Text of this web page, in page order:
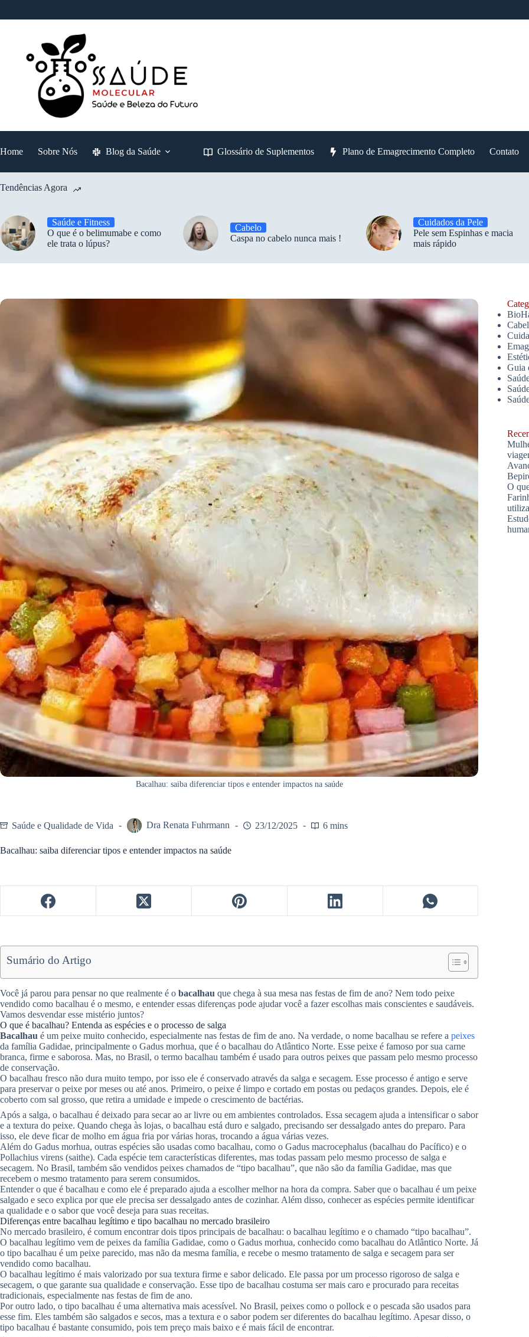
Home Sobre Nós Blog da Saúde Glossário de Suplementos Plano de Emagrecimento Completo Contato
Tendências Agora
Saúde e Fitness
O que é o belimumabe e como
ele trata o lúpus?
Cabelo
Caspa no cabelo nunca mais !
Cuidados da Pele
Pele sem Espinhas e macia
mais rápido
Bacalhau: saiba diferenciar tipos e entender impactos na saúde
Saúde e Qualidade de Vida Dra Renata Fuhrmann 23/12/2025 6 mins
Bacalhau: saiba diferenciar tipos e entender impactos na saúde
Sumário do Artigo
Você já parou para pensar no que realmente é o bacalhau que chega à sua mesa nas festas de fim de ano? Nem todo peixe
vendido como bacalhau é o mesmo, e entender essas diferenças pode ajudar você a fazer escolhas mais conscientes e saudáveis.
Vamos desvendar esse mistério juntos?
O que é bacalhau? Entenda as espécies e o processo de salga
Bacalhau é um peixe muito conhecido, especialmente nas festas de fim de ano. Na verdade, o nome bacalhau se refere a peixes
da família Gadidae, principalmente o Gadus morhua, que é o bacalhau do Atlântico Norte. Esse peixe é famoso por sua carne
branca, firme e saborosa. Mas, no Brasil, o termo bacalhau também é usado para outros peixes que passam pelo mesmo processo
de conservação.
O bacalhau fresco não dura muito tempo, por isso ele é conservado através da salga e secagem. Esse processo é antigo e serve
para preservar o peixe por meses ou até anos. Primeiro, o peixe é limpo e cortado em postas ou pedaços grandes. Depois, ele é
coberto com sal grosso, que retira a umidade e impede o crescimento de bactérias.
Após a salga, o bacalhau é deixado para secar ao ar livre ou em ambientes controlados. Essa secagem ajuda a intensificar o sabor
e a textura do peixe. Quando chega às lojas, o bacalhau está duro e salgado, precisando ser dessalgado antes do preparo. Para
isso, ele deve ficar de molho em água fria por várias horas, trocando a água várias vezes.
Além do Gadus morhua, outras espécies são usadas como bacalhau, como o Gadus macrocephalus (bacalhau do Pacífico) e o
Pollachius virens (saithe). Cada espécie tem características diferentes, mas todas passam pelo mesmo processo de salga e
secagem. No Brasil, também são vendidos peixes chamados de “tipo bacalhau”, que não são da família Gadidae, mas que
recebem o mesmo tratamento para serem consumidos.
Entender o que é bacalhau e como ele é preparado ajuda a escolher melhor na hora da compra. Saber que o bacalhau é um peixe
salgado e seco explica por que ele precisa ser dessalgado antes de cozinhar. Além disso, conhecer as espécies permite identificar
a qualidade e o sabor que você deseja para suas receitas.
Diferenças entre bacalhau legítimo e tipo bacalhau no mercado brasileiro
No mercado brasileiro, é comum encontrar dois tipos principais de bacalhau: o bacalhau legítimo e o chamado “tipo bacalhau”.
O bacalhau legítimo vem de peixes da família Gadidae, como o Gadus morhua, conhecido como bacalhau do Atlântico Norte. Já
o tipo bacalhau é um peixe parecido, mas não da mesma família, e recebe o mesmo tratamento de salga e secagem para ser
vendido como bacalhau.
O bacalhau legítimo é mais valorizado por sua textura firme e sabor delicado. Ele passa por um processo rigoroso de salga e
secagem, o que garante sua qualidade e conservação. Esse tipo de bacalhau costuma ser mais caro e procurado para receitas
tradicionais, especialmente nas festas de fim de ano.
Por outro lado, o tipo bacalhau é uma alternativa mais acessível. No Brasil, peixes como o pollock e o pescada são usados para
esse fim. Eles também são salgados e secos, mas a textura e o sabor podem ser diferentes do bacalhau legítimo. Apesar disso, o
tipo bacalhau é bastante consumido, pois tem preço mais baixo e é mais fácil de encontrar.
Guia
O